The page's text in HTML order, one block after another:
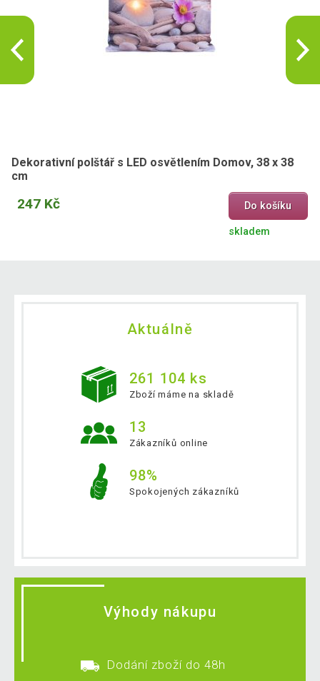
Dekorativní polštář s LED osvětlením Domov, 38 x 38
cm
247 Kč Do košíku
skladem
Aktuálně
261 104 ks
Zboží máme na skladě
13
Zákazníků online
98%
Spokojených zákazníků
Výhody nákupu
Dodání zboží do 48h